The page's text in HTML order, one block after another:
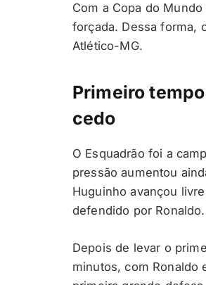
Com a Copa do
forçada. Dessa forma,
Atlético-MG.
Primeiro
cedo
O Esquadrão foi a
pressão aumentou
Huguinho avançou
defendido por Ronaldo.
Depois de levar o
minutos, com Ronaldo